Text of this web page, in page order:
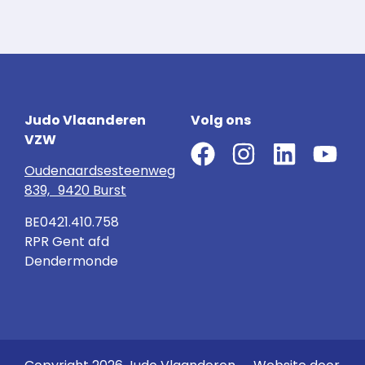
Judo Vlaanderen
VZW
Oudenaardsesteenweg
839, 9420 Burst
BE0421.410.758
RPR Gent afd
Dendermonde
Volg ons